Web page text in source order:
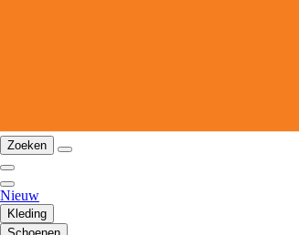
Zoeken
Nieuw
Kleding